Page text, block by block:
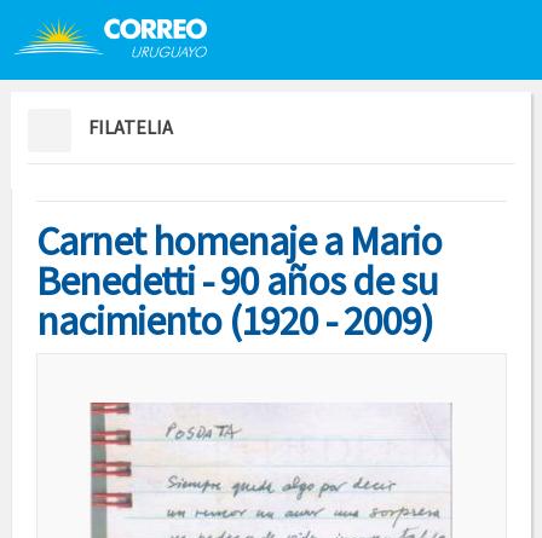
Saltar al contenido
FILATELIA
Carnet homenaje a Mario
Benedetti - 90 años de su
nacimiento (1920 - 2009)